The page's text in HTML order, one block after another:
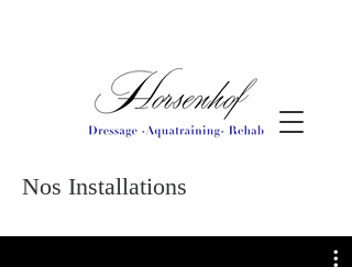
Nos Installations